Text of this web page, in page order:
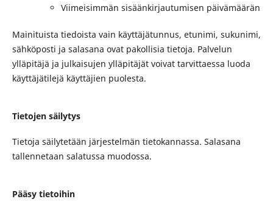
Viimeisimmän sisäänkirjautumisen päivämäärän
Mainituista tiedoista vain käyttäjätunnus, etunimi, sukunimi,
sähköposti ja salasana ovat pakollisia tietoja. Palvelun
ylläpitäjä ja julkaisujen ylläpitäjät voivat tarvittaessa luoda
käyttäjätilejä käyttäjien puolesta.
Tietojen säilytys
Tietoja säilytetään järjestelmän tietokannassa. Salasana
tallennetaan salatussa muodossa.
Pääsy tietoihin